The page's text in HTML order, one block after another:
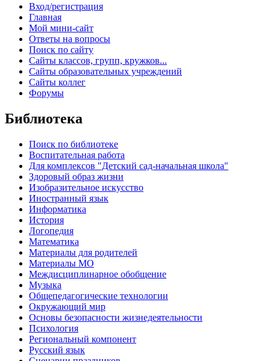
Вход/регистрация
Главная
Мой мини-сайт
Ответы на вопросы
Поиск по сайту
Сайты классов, групп, кружков...
Сайты образовательных учреждений
Сайты коллег
Форумы
Библиотека
Поиск по библиотеке
Воспитательная работа
Для комплексов "Детский сад-начальная школа"
Здоровый образ жизни
Изобразительное искусство
Иностранный язык
Информатика
История
Логопедия
Математика
Материалы для родителей
Материалы МО
Междисциплинарное обобщение
Музыка
Общепедагогические технологии
Окружающий мир
Основы безопасности жизнедеятельности
Психология
Региональный компонент
Русский язык